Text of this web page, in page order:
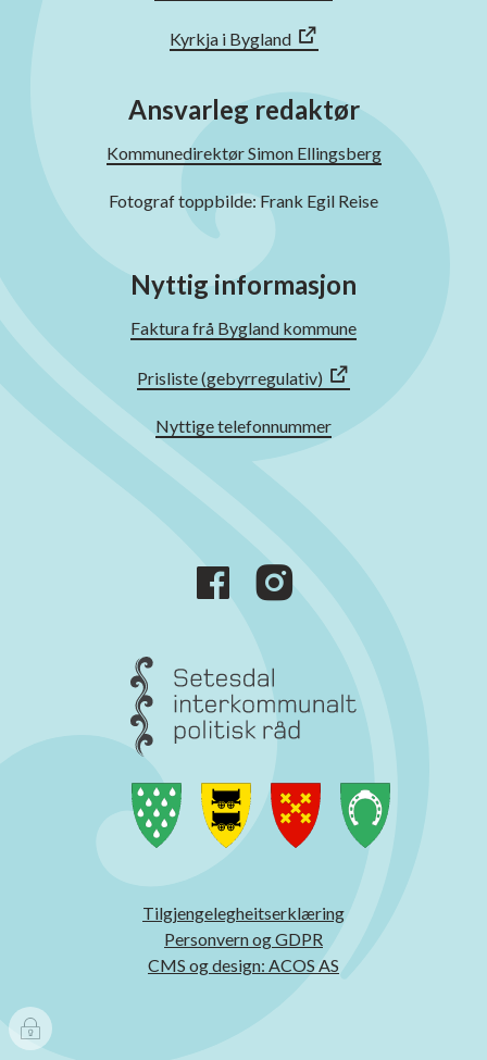
Kyrkja i Bygland
Ansvarleg redaktør
Kommunedirektør Simon Ellingsberg
Fotograf toppbilde: Frank Egil Reise
Nyttig informasjon
Faktura frå Bygland kommune
Prisliste (gebyrregulativ)
Nyttige telefonnummer
Tilgjengelegheitserklæring
Personvern og GDPR
CMS og design: ACOS AS
I